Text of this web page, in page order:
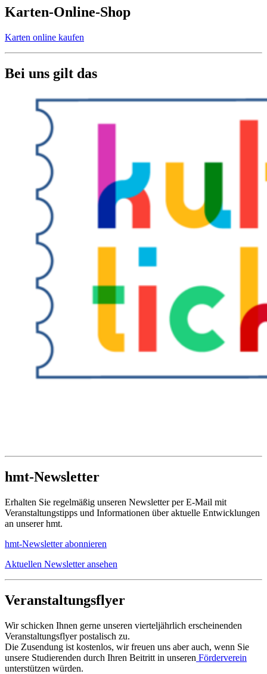
Karten-Online-Shop
Karten online kaufen
Bei uns gilt das
hmt-Newsletter
Erhalten Sie regelmäßig unseren Newsletter per E-Mail mit
Veranstaltungstipps und Informationen über aktuelle Entwicklungen
an unserer hmt.
hmt-Newsletter abonnieren
Aktuellen Newsletter ansehen
Veranstaltungsflyer
Wir schicken Ihnen gerne unseren vierteljährlich erscheinenden
Veranstaltungsflyer postalisch zu.
Die Zusendung ist kostenlos, wir freuen uns aber auch, wenn Sie
unsere Studierenden durch Ihren Beitritt in unseren Förderverein
unterstützen würden.